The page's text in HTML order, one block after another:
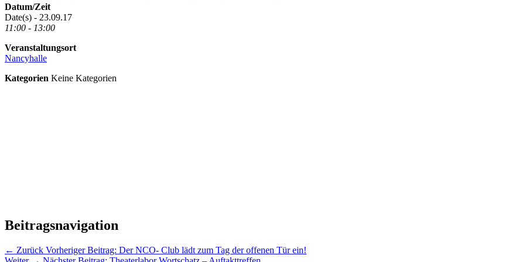
Datum/Zeit
Date(s) - 23.09.17
11:00 - 13:00
Veranstaltungsort
Nancyhalle
Kategorien Keine Kategorien
Beitragsnavigation
← Zurück Vorheriger Beitrag: Der NCO- Club lädt zum Tag der offenen Tür ein!